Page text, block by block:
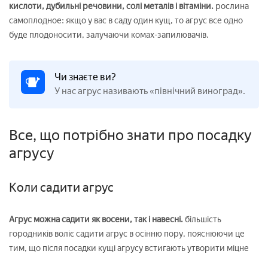
кислоти, дубильні речовини, солі металів і вітаміни. рослина
самоплодное: якщо у вас в саду один кущ, то агрус все одно
буде плодоносити, залучаючи комах-запилювачів.
Чи знаєте ви?
У нас агрус називають «північний виноград».
Все, що потрібно знати про посадку
агрусу
Коли садити агрус
Агрус можна садити як восени, так і навесні.більшість
городників воліє садити агрус в осінню пору, пояснюючи це
тим, що після посадки кущі агрусу встигають утворити міцне